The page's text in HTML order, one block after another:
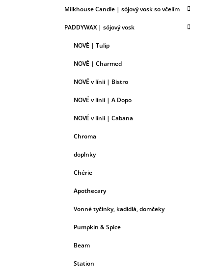
Milkhouse Candle | sójový vosk so včelím
PADDYWAX | sójový vosk
NOVÉ | Tulip
NOVÉ | Charmed
NOVÉ v línii | Bistro
NOVÉ v línii | A Dopo
NOVÉ v línii | Cabana
Chroma
doplnky
Chérie
Apothecary
Vonné tyčinky, kadidlá, domčeky
Pumpkin & Spice
Beam
Station